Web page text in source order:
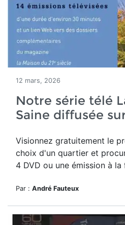
12 mars, 2026
Notre série télé
Saine diffusée
Visionnez gratuitement le
choix d'un quartier et
4 DVD ou une émission à la
Par : André Fauteux